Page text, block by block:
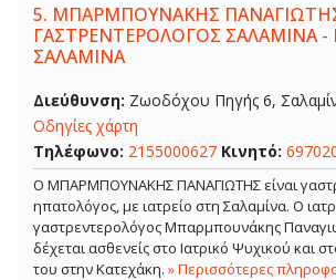
5. ΜΠΑΡΜΠΟΥΝΑΚΗΣ
ΓΑΣΤΡΕΝΤΕΡΟΛΟΓΟΣ ΣΑΛΑΜΙΝΑ
ΣΑΛΑΜΙΝΑ
Διεύθυνση: Ζωοδόχου Πηγής 6,
Οδηγίες χάρτη
Τηλέφωνο: 2155000627 Κινητό:
Ο ΜΠΑΡΜΠΟΥΝΑΚΗΣ ΠΑΝΑΓΙΩΤΗΣ είναι
ηπατολόγος, με ιατρείο στη Σαλαμίνα. Ο
γαστρεντερολόγος Μπαρμπουνάκης
δέχεται ασθενείς στο Ιατρικό Ψυχικού και
του στην Κατεχάκη. » Περισσότερες